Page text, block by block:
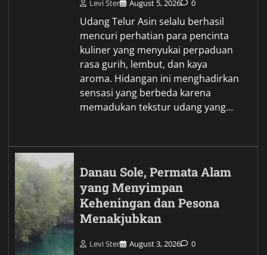
Levi Ster August 5, 2026 0
Udang Telur Asin selalu berhasil
mencuri perhatian para pencinta
kuliner yang menyukai perpaduan
rasa gurih, lembut, dan kaya
aroma. Hidangan ini menghadirkan
sensasi yang berbeda karena
memadukan tekstur udang yang…
Danau Sole, Permata Alam
yang Menyimpan
Keheningan dan Pesona
Menakjubkan
Levi Ster August 3, 2026 0